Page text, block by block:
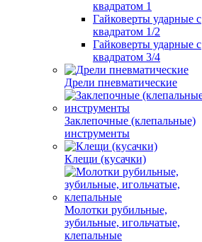
квадратом 1
Гайковерты ударные с
квадратом 1/2
Гайковерты ударные с
квадратом 3/4
Дрели пневматические
Заклепочные (клепальные)
инструменты
Клещи (кусачки)
Молотки рубильные,
зубильные, игольчатые,
клепальные